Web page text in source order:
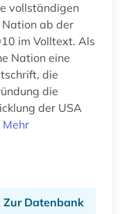
Mecklenburg-Vorpommern (1)
vollständigen
ab der
im Volltext. Als
Nation eine
die
die
der USA
Mehr
Zur Datenbank